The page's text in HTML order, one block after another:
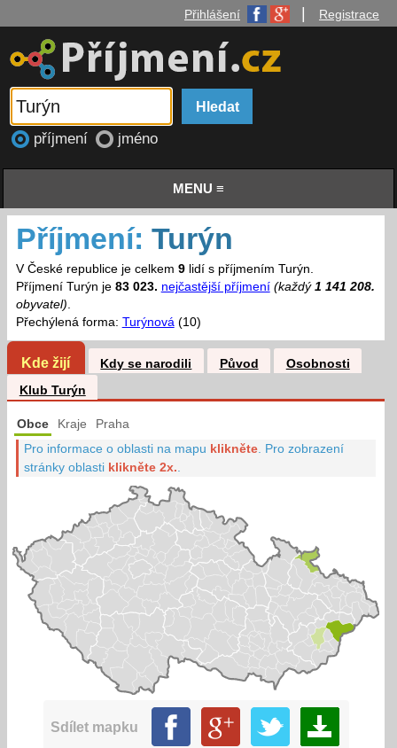
Přihlášení Registrace
příjmení jméno
MENU ≡
Příjmení: Turýn
V České republice je celkem 9lidí s příjmením Turýn.
Příjmení Turýn je 83 023. nejčastější příjmení (každý 1 141 208.
obyvatel).
Přechýlená forma: Turýnová(10)
Kde žijí Kdy se narodili Původ
Osobnosti
Klub Turýn
Obce Kraje Praha
Pro informace o oblasti na mapu klikněte Pro zobrazení
stránky oblasti klikněte 2x.
Sdílet mapku